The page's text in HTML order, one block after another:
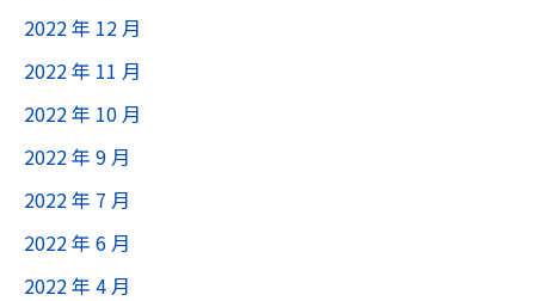
2022 年 12 月
2022 年 11 月
2022 年 10 月
2022 年 9 月
2022 年 7 月
2022 年 6 月
2022 年 4 月